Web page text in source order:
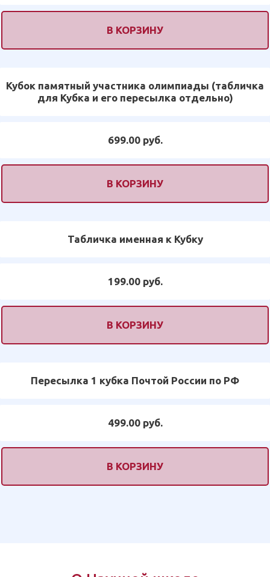
В КОРЗИНУ
Кубок памятный участника олимпиады (табличка
для Кубка и его пересылка отдельно)
699.00 руб.
В КОРЗИНУ
Табличка именная к Кубку
199.00 руб.
В КОРЗИНУ
Пересылка 1 кубка Почтой России по РФ
499.00 руб.
В КОРЗИНУ